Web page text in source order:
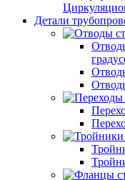
Детали